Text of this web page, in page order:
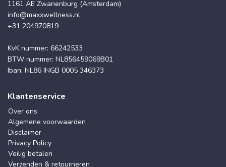
1161 AE Zwanenburg (Amsterdam)
info@maxxwellness.nl
+31 204970819
KvK nummer: 66242533
BTW nummer: NL856459069B01
Iban: NL86 INGB 0005 346373
Klantenservice
Over ons
Algemene voorwaarden
Disclaimer
Privacy Policy
Veilig betalen
Verzenden & retourneren